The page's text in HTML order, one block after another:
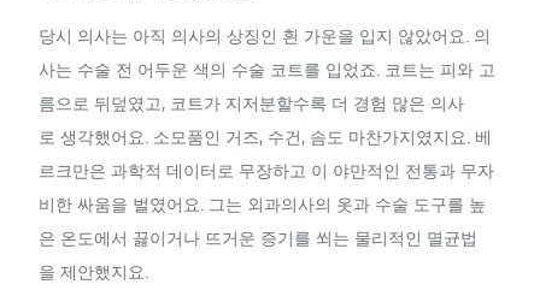
당시 의사는 아직 의사의 상징인 흰 가운을 입지 않았어요. 의
사는 수술 전 어두운 색의 수술 코트를 입었죠. 코트는 피와 고
름으로 뒤덮였고, 코트가 지저분할수록 더 경험 많은 의사
로 생각했어요. 소모품인 거즈, 수건, 솜도 마찬가지였지요. 베
르크만은 과학적 데이터로 무장하고 이 야만적인 전통과 무자
비한 싸움을 벌였어요. 그는 외과의사의 옷과 수술 도구를 높
은 온도에서 끓이거나 뜨거운 증기를 쐬는 물리적인 멸균법
을 제안했지요.